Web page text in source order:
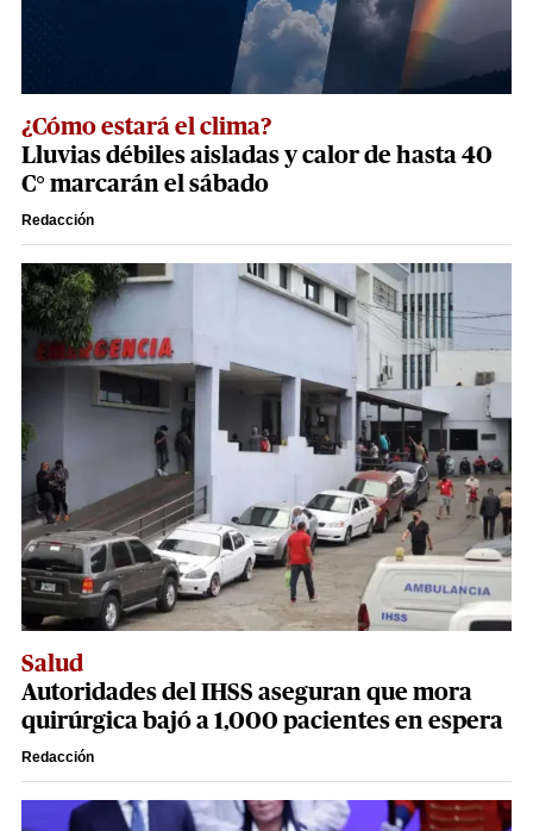
¿Cómo estará el clima?
Lluvias débiles aisladas y calor de hasta 40
C° marcarán el sábado
Redacción
Salud
Autoridades del IHSS aseguran que mora
quirúrgica bajó a 1,000 pacientes en espera
Redacción